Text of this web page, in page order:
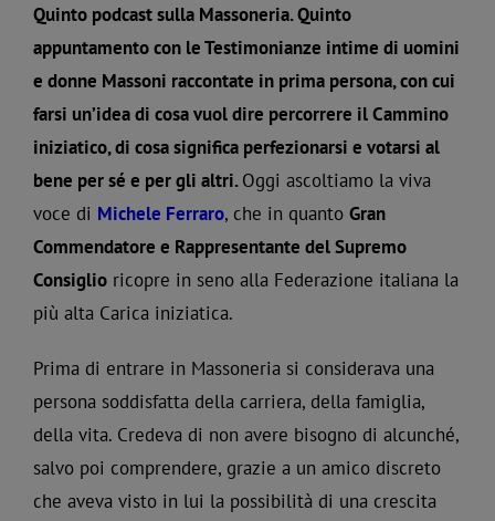
Quinto podcast sulla Massoneria. Quinto
appuntamento con le Testimonianze intime di uomini
e donne Massoni raccontate in prima persona, con cui
farsi un’idea di cosa vuol dire percorrere il Cammino
iniziatico, di cosa significa perfezionarsi e votarsi al
bene per sé e per gli altri.Oggi ascoltiamo la viva
voce di Michele Ferraro, che in quanto Gran
Commendatore e Rappresentante del Supremo
Consiglio ricopre in seno alla Federazione italiana la
più alta Carica iniziatica.
Prima di entrare in Massoneria si considerava una
persona soddisfatta della carriera, della famiglia,
della vita. Credeva di non avere bisogno di alcunché,
salvo poi comprendere, grazie a un amico discreto
che aveva visto in lui la possibilità di una crescita